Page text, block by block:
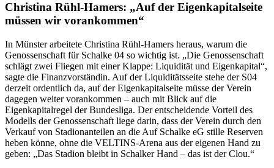
Christina Rühl-Hamers: „Auf der Eigenkapitalseite
müssen wir vorankommen“
In Münster arbeitete Christina Rühl-Hamers heraus, warum die
Genossenschaft für Schalke 04 so wichtig ist. „Die Genossenschaft
schlägt zwei Fliegen mit einer Klappe: Liquidität und Eigenkapital“,
sagte die Finanzvorständin. Auf der Liquiditätsseite stehe der S04
derzeit ordentlich da, auf der Eigenkapitalseite müsse der Verein
dagegen weiter vorankommen – auch mit Blick auf die
Eigenkapitalregel der Bundesliga. Der entscheidende Vorteil des
Modells der Genossenschaft liege darin, dass der Verein durch den
Verkauf von Stadionanteilen an die Auf Schalke eG stille Reserven
heben könne, ohne die VELTINS-Arena aus der eigenen Hand zu
geben: „Das Stadion bleibt in Schalker Hand – das ist der Clou.“